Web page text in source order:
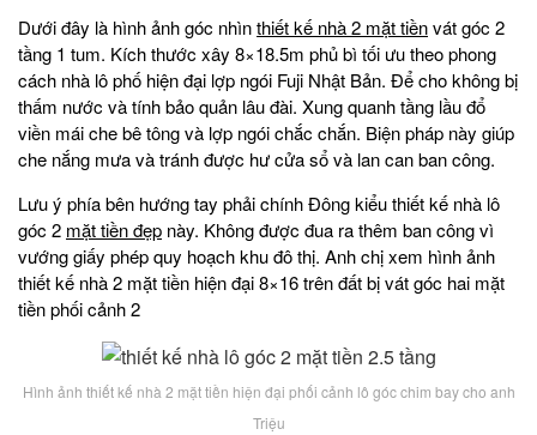
Dưới đây là hình ảnh góc nhìnthiết kế nhà 2 mặt tiềnvát góc 2
tầng 1 tum. Kích thước xây 8×18.5m phủ bì tối ưu theo phong
cách nhà lô phố hiện đại lợp ngói Fuji Nhật Bản. Để cho không bị
thấm nước và tính bảo quản lâu đài. Xung quanh tầng lầu đổ
viền mái che bê tông và lợp ngói chắc chắn. Biện pháp này giúp
che nắng mưa và tránh được hư cửa sổ và lan can ban công.
Lưu ý phía bên hướng tay phải chính Đông kiểu thiết kế nhà lô
góc 2 mặt tiền đẹp này. Không được đua ra thêm ban công vì
vướng giấy phép quy hoạch khu đô thị. Anh chị xem hình ảnh
thiết kế nhà 2 mặt tiền hiện đại 8×16 trên đất bị vát góc hai mặt
tiền phối cảnh 2
Hình ảnh thiết kế nhà 2 mặt tiền hiện đại phối cảnh lô góc chim bay cho anh
Triệu